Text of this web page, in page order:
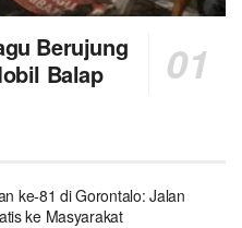
Berujung
Balap
ke-81 di Gorontalo: Jalan
ke Masyarakat